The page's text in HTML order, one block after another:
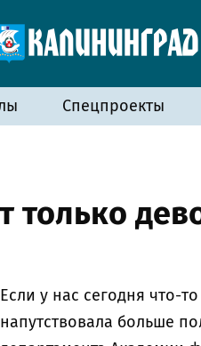
Спецпроекты
только
Если у нас сегодня что-
напутствовала больше